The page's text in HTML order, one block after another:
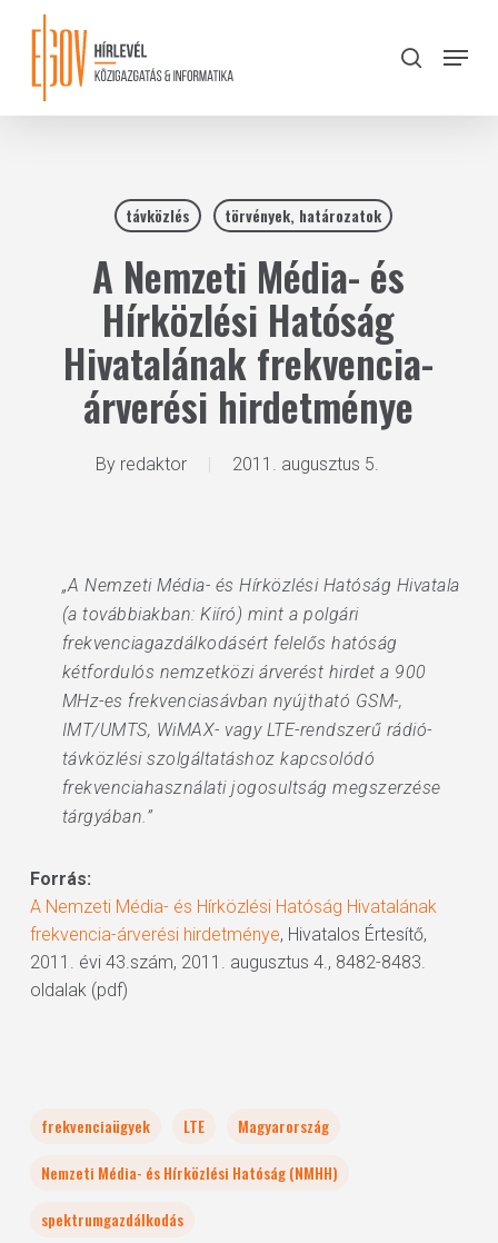
content
search
Menu
távközlés törvények, határozatok
A Nemzeti Média- és
Hírközlési Hatóság
Hivatalának frekvencia-
árverési hirdetménye
By redaktor 2011. augusztus 5.
„A Nemzeti Média- és Hírközlési Hatóság Hivatala
(a továbbiakban: Kiíró) mint a polgári
frekvenciagazdálkodásért felelős hatóság
kétfordulós nemzetközi árverést hirdet a 900
MHz-es frekvenciasávban nyújtható GSM-,
IMT/UMTS, WiMAX- vagy LTE-rendszerű rádió-
távközlési szolgáltatáshoz kapcsolódó
frekvenciahasználati jogosultság megszerzése
tárgyában.”
Forrás:
A Nemzeti Média- és Hírközlési Hatóság Hivatalának
frekvencia-árverési hirdetménye, Hivatalos Értesítő,
2011. évi 43.szám, 2011. augusztus 4., 8482-8483.
oldalak (pdf)
frekvenciaügyek LTE
Magyarország
Nemzeti Média- és Hírközlési Hatóság (NMHH)
spektrumgazdálkodás
Close